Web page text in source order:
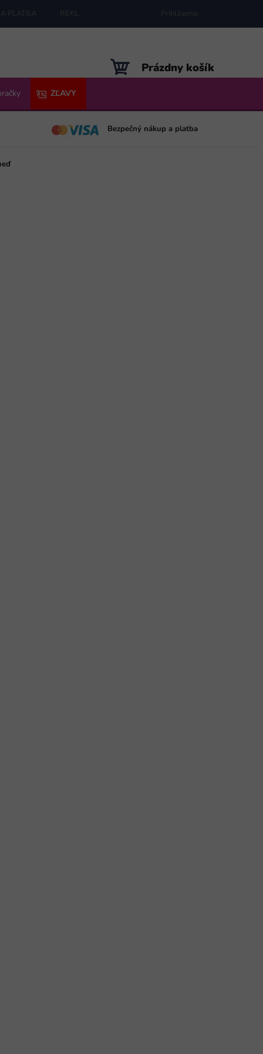
PLATBA REKLAMÁCIE MAPA SERVERU
Prihlásenie
NÁKUPNÝ
KOŠÍK
Prázdny košík
ZĽAVY
Bezpečný nákup a platba